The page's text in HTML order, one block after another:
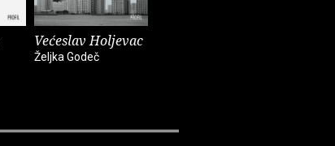
Većeslav Holjevac
Željka Godeč